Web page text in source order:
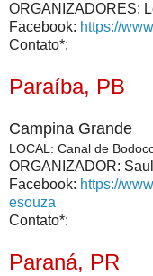
ORGANIZADORES:
Facebook: https://
Contato*:
Paraíba, PB
Campina Grande
LOCAL: Canal de
ORGANIZADOR:
Facebook: https://
esouza
Contato*:
Paraná, PR